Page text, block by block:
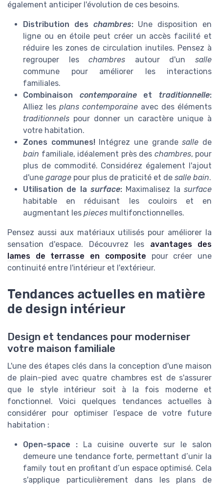
également anticiper l'évolution de ces besoins.
Distribution des chambres:Une disposition en
ligne ou en étoile peut créer un accès facilité et
réduire les zones de circulation inutiles. Pensez à
regrouper leschambres autour d'unsalle
commune pour améliorer les interactions
familiales.
Combinaison contemporaineettraditionnelle:
Alliez les plans contemporaine avec des éléments
traditionnels pour donner un caractère unique à
votre habitation.
Zones communes!Intégrez une grandesalle de
bain familiale, idéalement près des chambres, pour
plus de commodité. Considérez également l'ajout
d'une garage pour plus de praticité et de salle bain.
Utilisation de la surface: Maximalisez la surface
habitable en réduisant les couloirs et en
augmentant les pieces multifonctionnelles.
Pensez aussi aux matériaux utilisés pour améliorer la
sensation d'espace. Découvrez les avantages des
lames de terrasse en composite pour créer une
continuité entre l'intérieur et l'extérieur.
Tendances actuelles en matière
de design intérieur
Design et tendances pour moderniser
votre maison familiale
L'une des étapes clés dans la conception d'une maison
de plain-pied avec quatre chambres est de s'assurer
que le style intérieur soit à la fois moderne et
fonctionnel. Voici quelques tendances actuelles à
considérer pour optimiser l’espace de votre future
habitation :
Open-space : La cuisine ouverte sur le salon
demeure une tendance forte, permettant d’unir la
family tout en profitant d’un espace optimisé. Cela
s'applique particulièrement dans les plans de